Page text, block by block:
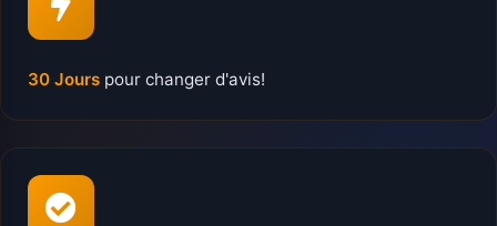
30 Jours pour changer d'avis!